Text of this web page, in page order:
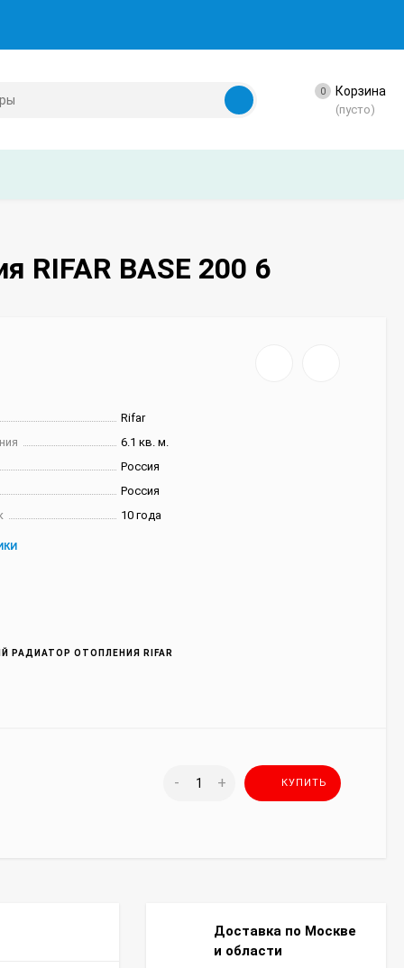
0 Корзина
(пусто)
RIFAR BASE 200 6
Rifar
6.1 кв. м.
Россия
Россия
10 года
РАДИАТОР ОТОПЛЕНИЯ RIFAR
- + КУПИТЬ
Доставка по Москве
и области